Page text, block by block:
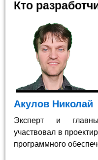
Кто
Акулов Николай
Эксперт и
участвовал в
программного